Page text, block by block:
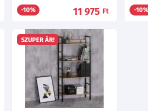
-10% 11 975 Ft -10%
SZUPER ÁR!